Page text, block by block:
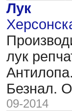
Лук
лук
Безнал.
09-2014